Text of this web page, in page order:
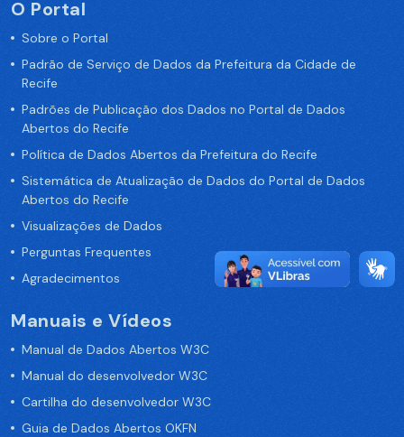
O Portal
Sobre o Portal
Padrão de Serviço de Dados da Prefeitura da Cidade de
Recife
Padrões de Publicação dos Dados no Portal de Dados
Abertos do Recife
Política de Dados Abertos da Prefeitura do Recife
Sistemática de Atualização de Dados do Portal de Dados
Abertos do Recife
Visualizações de Dados
Perguntas Frequentes
Agradecimentos
Manuais e Vídeos
Manual de Dados Abertos W3C
Manual do desenvolvedor W3C
Cartilha do desenvolvedor W3C
Guia de Dados Abertos OKFN